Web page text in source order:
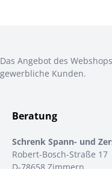
Das Angebot des
gewerbliche Kunden.
Beratung
Schrenk Spann- und
Robert-Bosch-Straße 17